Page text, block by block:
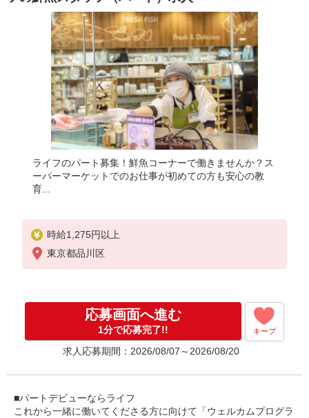
ライフのパート募集！鮮魚コーナーで働きませんか？ス
ーパーマーケットでのお仕事が初めての方も安心の教
育...
時給1,275円以上
東京都品川区
応募画面へ進む
1分で応募完了!! キープ
求人応募期間：2026/08/07～2026/08/20
■パートデビューならライフ
これから一緒に働いてくださる方に向けて「ウェルカムプログラ